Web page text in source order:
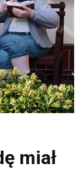
miał